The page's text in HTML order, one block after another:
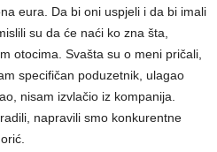
eura. Da bi oni uspjeli i da bi imali
su da će naći ko zna šta,
otocima. Svašta su o meni pričali,
specifičan poduzetnik, ulagao
nisam izvlačio iz kompanija.
napravili smo konkurentne